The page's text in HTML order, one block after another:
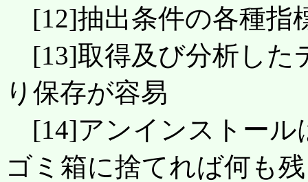
[12]抽出条件の各種指
[13]取得及び分析した
り保存が容易
[14]アンインストール
ゴミ箱に捨てれば何も